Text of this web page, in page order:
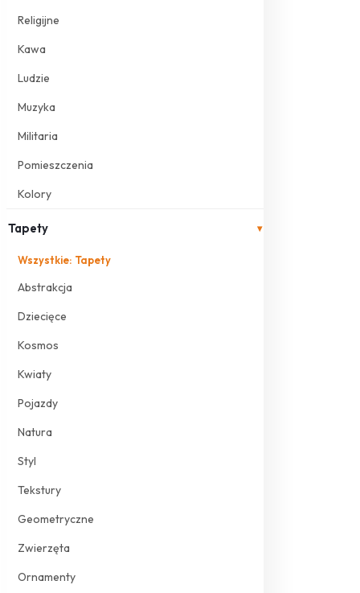
Religijne
Kawa
Ludzie
Muzyka
Militaria
Pomieszczenia
Kolory
Tapety ▾
Wszystkie: Tapety
Abstrakcja
Dziecięce
Kosmos
Kwiaty
Pojazdy
Natura
Styl
Tekstury
Geometryczne
Zwierzęta
Ornamenty